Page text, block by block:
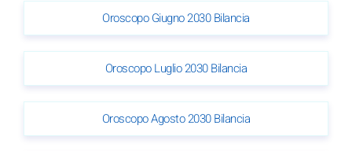
Oroscopo Giugno 2030 Bilancia
Oroscopo Luglio 2030 Bilancia
Oroscopo Agosto 2030 Bilancia